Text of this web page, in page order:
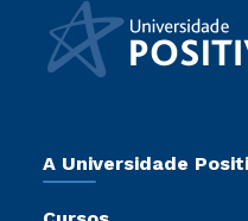
A Universidade